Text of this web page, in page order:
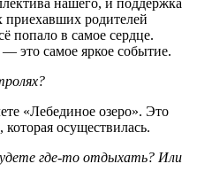
нашего, и поддержка
приехавших родителей
попало в самое сердце.
это самое яркое событие.
«Лебединое озеро». Это
осуществилась.
где-то отдыхать? Или